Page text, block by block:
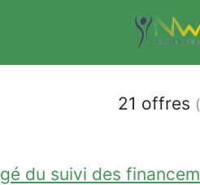
21 offres
du suivi des